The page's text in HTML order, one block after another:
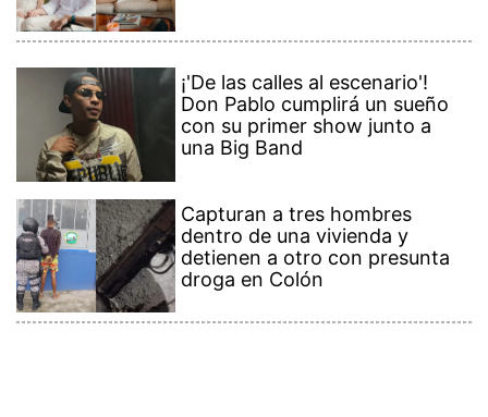
¡'De las calles al escenario'!
Don Pablo cumplirá un sueño
con su primer show junto a
una Big Band
Capturan a tres hombres
dentro de una vivienda y
detienen a otro con presunta
droga en Colón